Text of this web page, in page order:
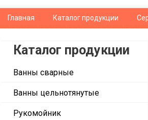
Главная Каталог продукции
Каталог продукции
Ванны сварные
Ванны цельнотянутые
Рукомойник